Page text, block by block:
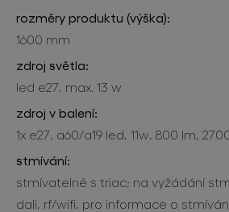
rozměry produktu (výška):
1600 mm
zdroj světla:
led e27, max. 13 w
zdroj v balení:
1x e27, a60/a19 led, 11w, 800 lm,
stmívání:
stmívatelné s triac; na vyžádání
dali, rf/wifi, pro informace o